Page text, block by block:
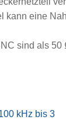
kann eine
sind als
kHz bis 3